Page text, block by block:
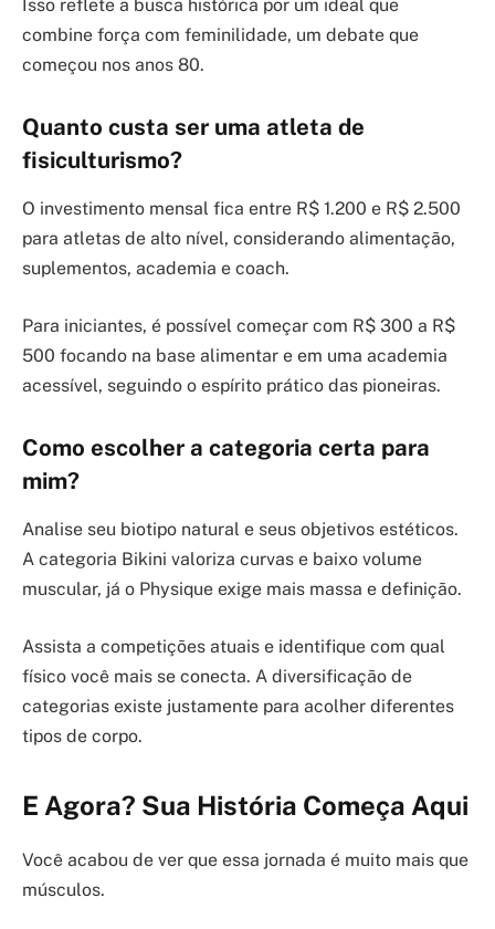
Isso reflete a busca histórica por um ideal que
combine força com feminilidade, um debate que
começou nos anos 80.
Quanto custa ser uma atleta de
fisiculturismo?
O investimento mensal fica entre R$ 1.200 e R$ 2.500
para atletas de alto nível, considerando alimentação,
suplementos, academia e coach.
Para iniciantes, é possível começar com R$ 300 a R$
500 focando na base alimentar e em uma academia
acessível, seguindo o espírito prático das pioneiras.
Como escolher a categoria certa para
mim?
Analise seu biotipo natural e seus objetivos estéticos.
A categoria Bikini valoriza curvas e baixo volume
muscular, já o Physique exige mais massa e definição.
Assista a competições atuais e identifique com qual
físico você mais se conecta. A diversificação de
categorias existe justamente para acolher diferentes
tipos de corpo.
E Agora? Sua História Começa Aqui
Você acabou de ver que essa jornada é muito mais que
músculos.